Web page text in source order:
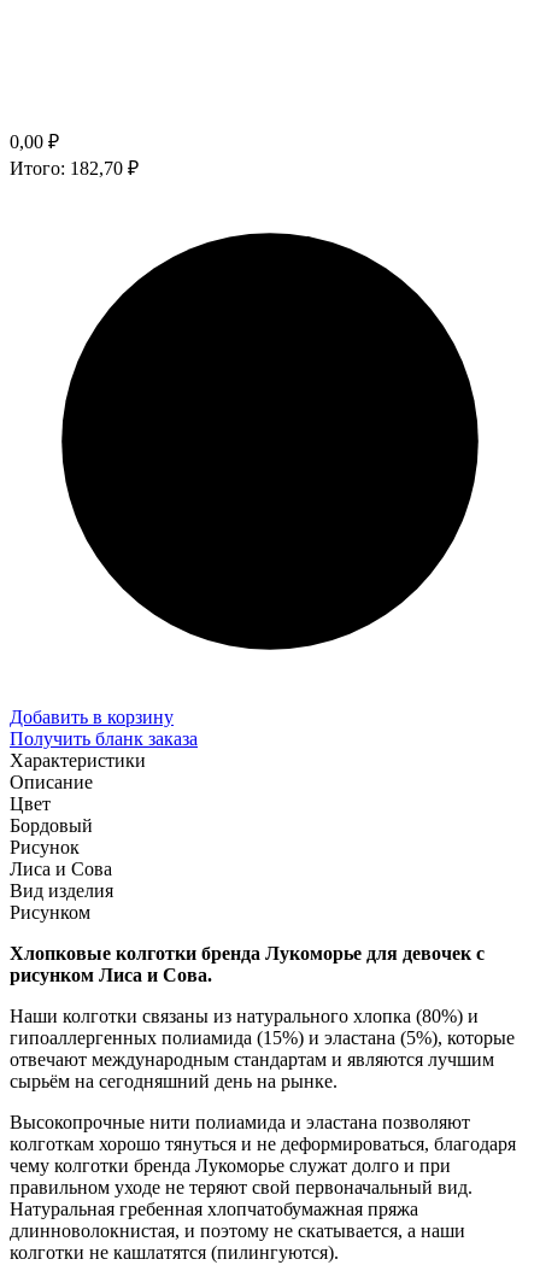
0,00 ₽
Итого: 182,70 ₽
Добавить в корзину
Получить бланк заказа
Характеристики
Описание
Цвет
Бордовый
Рисунок
Лиса и Сова
Вид изделия
Рисунком
Хлопковые колготки бренда Лукоморье для девочек с
рисунком Лиса и Сова.
Наши колготки связаны из натурального хлопка (80%) и
гипоаллергенных полиамида (15%) и эластана (5%), которые
отвечают международным стандартам и являются лучшим
сырьём на сегодняшний день на рынке.
Высокопрочные нити полиамида и эластана позволяют
колготкам хорошо тянуться и не деформироваться, благодаря
чему колготки бренда Лукоморье служат долго и при
правильном уходе не теряют свой первоначальный вид.
Натуральная гребенная хлопчатобумажная пряжа
длинноволокнистая, и поэтому не скатывается, а наши
колготки не кашлатятся (пилингуются).